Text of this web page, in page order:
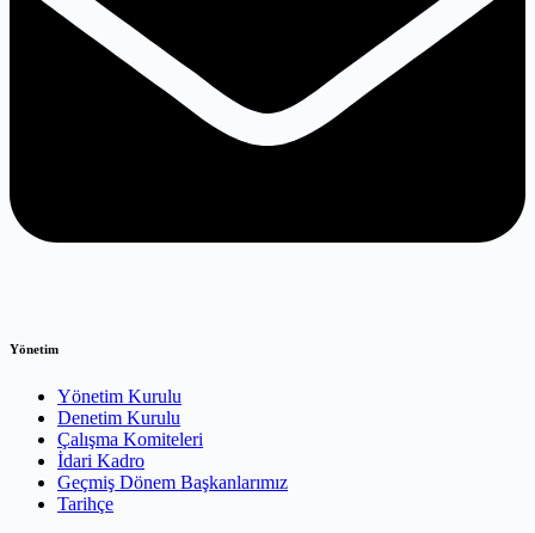
Yönetim
Yönetim Kurulu
Denetim Kurulu
Çalışma Komiteleri
İdari Kadro
Geçmiş Dönem Başkanlarımız
Tarihçe